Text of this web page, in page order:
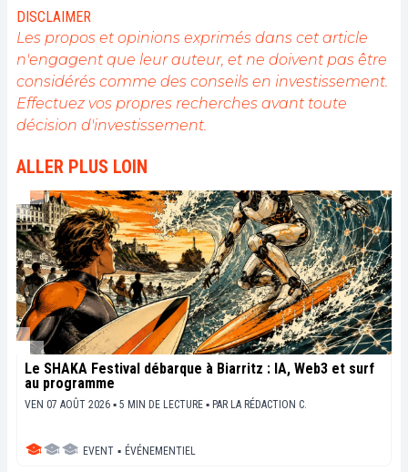
je suis persuadé que les cryptomonnaies, la
blockchain, les NFT et le metaverse sont en train de
révolutionner de nombreux secteurs et présentent
des opportunités inédites.
DISCLAIMER
Les propos et opinions exprimés dans cet article
n'engagent que leur auteur, et ne doivent pas être
considérés comme des conseils en investissement.
Effectuez vos propres recherches avant toute
décision d'investissement.
ALLER PLUS LOIN
Le SHAKA Festival débarque à Biarritz : IA, Web3 et surf
au programme
VEN 07 AOÛT 2026 ▪ 5 MIN DE LECTURE ▪ PAR LA RÉDACTION C.
EVENT ▪ ÉVÉNEMENTIEL